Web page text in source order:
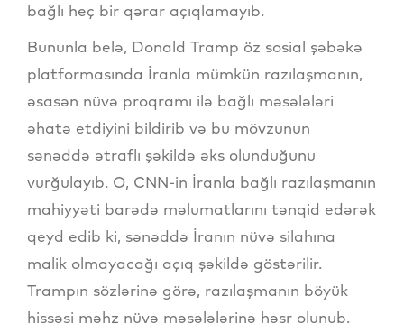
bağlı heç bir qərar açıqlamayıb.
Bununla belə, Donald Tramp öz sosial şəbəkə
platformasında İranla mümkün razılaşmanın,
əsasən nüvə proqramı ilə bağlı məsələləri
əhatə etdiyini bildirib və bu mövzunun
sənəddə ətraflı şəkildə əks olunduğunu
vurğulayıb. O, CNN-in İranla bağlı razılaşmanın
mahiyyəti barədə məlumatlarını tənqid edərək
qeyd edib ki, sənəddə İranın nüvə silahına
malik olmayacağı açıq şəkildə göstərilir.
Trampın sözlərinə görə, razılaşmanın böyük
hissəsi məhz nüvə məsələlərinə həsr olunub.